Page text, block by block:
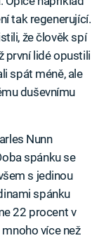
tak regenerující.
že člověk spí
první lidé opustili
spát méně, ale
duševnímu
Nunn
spánku se
s jedinou
spánku
22 procent v
mnoho více než